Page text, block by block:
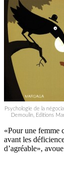
Psychologie de la
Demoulin, Editions
«Pour une femme
avant les
d’agréable»,